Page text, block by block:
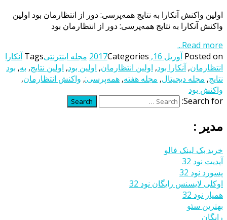
اولين واكنش آنكارا به نتايج همه‌پرسی: دور از انتظارمان بود اولين
واكنش آنكارا به نتايج همه‌پرسی: دور از انتظارمان بود
Read more...
Posted on آوریل 16, 2017 Categories مجله اینترنتیTags آنكارا
انتظارمان, آنكارا بود, اولين انتظارمان, اولين بود, اولين نتايج, به, بود
نتايج, مجله دیجیتال, مجله هفته, همه‌پرسی:, واكنش انتظارمان,
واكنش بود
Search for:
Search
مدیر :
خرید بک لینک فالو
آپدیت نود 32
پسورد نود 32
اوکلی لایسنس رایگان نود 32
همیار نود 32
بهترین سئو
رایگان